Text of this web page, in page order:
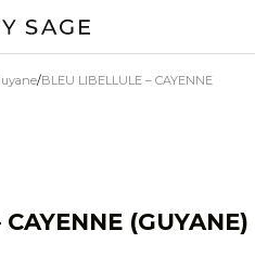
BLEU LIBELLULE – CAYENNE
(GUYANE)